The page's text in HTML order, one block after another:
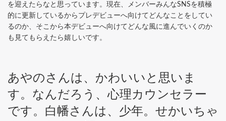
を迎えたらなと思っています。現在、メンバーみんなSNSを積極
的に更新しているからプレデビューへ向けてどんなことをしてい
るのか、そこから本デビューへ向けてどんな風に進んでいくのか
も見てもらえたら嬉しいです。
あやのさんは、かわいいと思いま
す。なんだろう、心理カウンセラー
です。白幡さんは、少年。せかいちゃ